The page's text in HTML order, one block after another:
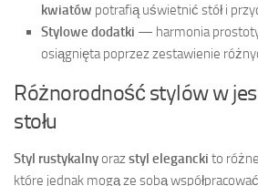
kwiatów potrafią uświetnić stół i
Stylowe dodatki — harmonia
osiągnięta poprzez zestawienie
Różnorodność stylów w
stołu
Styl rustykalnyorazstyl elegancki to
które jednak mogą ze sobą